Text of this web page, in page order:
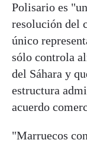
Polisario es
resolución del
único
sólo controla
del Sáhara y
estructura
acuerdo
"Marruecos